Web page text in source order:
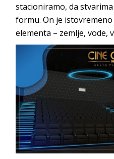
stacioniramo, da
formu. On je
elementa – zemlje, vode,